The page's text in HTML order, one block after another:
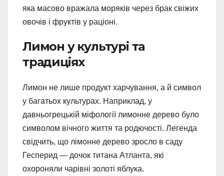
яка масово вражала моряків через брак свіжих
овочів і фруктів у раціоні.
Лимон у культурі та
традиціях
Лимон не лише продукт харчування, а й символ
у багатьох культурах. Наприклад, у
давньогрецькій міфології лимонне дерево було
символом вічного життя та родючості. Легенда
свідчить, що лімонне дерево зросло в саду
Гесперид — дочок титана Атланта, які
охороняли чарівні золоті яблука.